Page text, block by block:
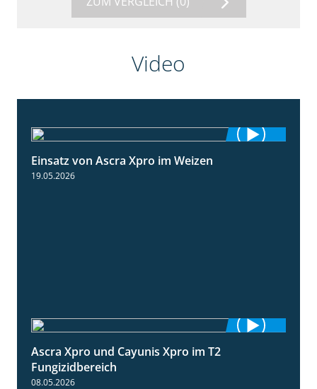
Video
Einsatz von Ascra Xpro im Weizen
19.05.2026
Ascra Xpro und Cayunis Xpro im T2
Fungizidbereich
08.05.2026